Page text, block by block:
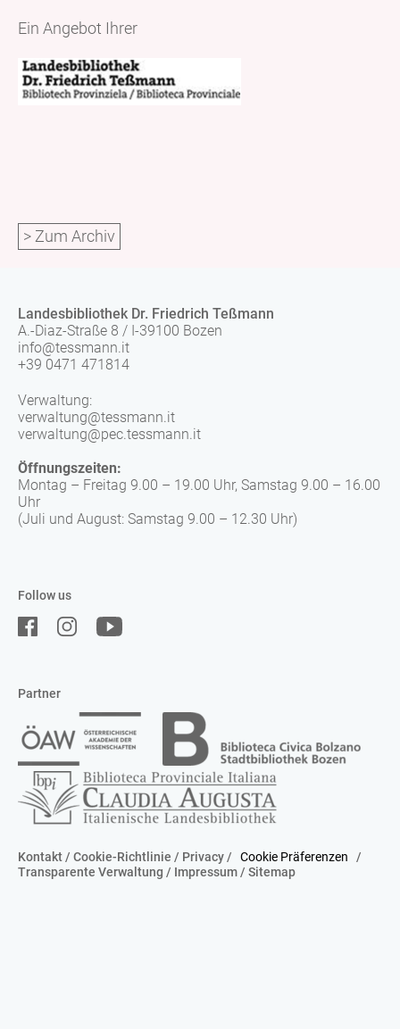
Ein Angebot Ihrer
> Zum Archiv
Landesbibliothek Dr. Friedrich Teßmann
A.-Diaz-Straße 8 / I-39100 Bozen
info@tessmann.it
+39 0471 471814
Follow us
Verwaltung:
verwaltung@tessmann.it
verwaltung@pec.tessmann.it
Öffnungszeiten:
Montag – Freitag 9.00 – 19.00 Uhr, Samstag 9.00 – 16.00
Uhr
(Juli und August: Samstag 9.00 – 12.30 Uhr)
Partner
Kontakt/ Cookie-Richtlinie / Privacy/ Cookie Präferenzen
/
Transparente Verwaltung / Impressum/ Sitemap